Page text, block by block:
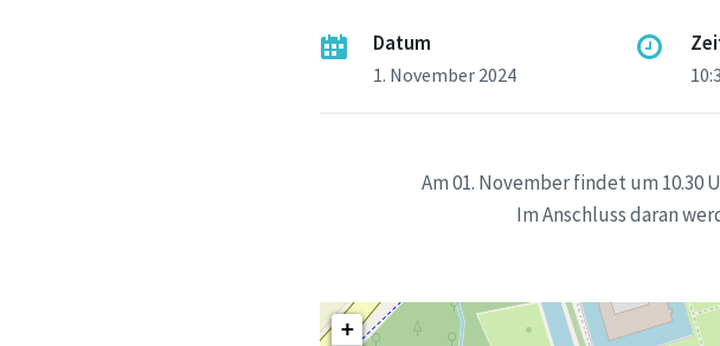
Datum
1. November 2024
Am 01. November findet um
Im Anschluss daran
+